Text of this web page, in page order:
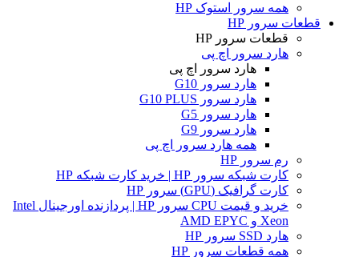
همه سرور استوک HP
قطعات سرور HP
قطعات سرور HP
هارد سرور اچ پی
هارد سرور اچ پی
هارد سرور G10
هارد سرور G10 PLUS
هارد سرور G5
هارد سرور G9
همه هارد سرور اچ پی
رم سرور HP
کارت شبکه سرور HP | خرید کارت شبکه HP
کارت گرافیک (GPU) سرور HP
خرید و قیمت CPU سرور HP | پردازنده اورجینال Intel
Xeon و AMD EPYC
هارد SSD سرور HP
همه قطعات سرور HP